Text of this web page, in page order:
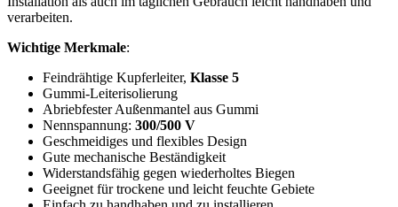
verarbeiten.
Wichtige Merkmale:
Feindrähtige Kupferleiter, Klasse 5
Gummi-Leiterisolierung
Abriebfester Außenmantel aus Gummi
Nennspannung: 300/500 V
Geschmeidiges und flexibles Design
Gute mechanische Beständigkeit
Widerstandsfähig gegen wiederholtes Biegen
Geeignet für trockene und leicht feuchte Gebiete